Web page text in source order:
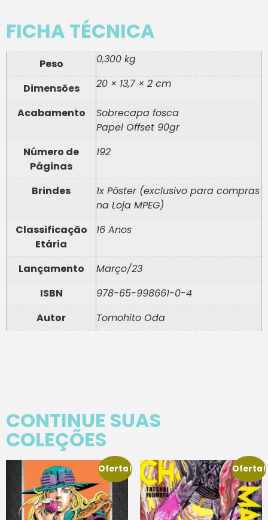
FICHA TÉCNICA
Peso 0,300 kg
Dimensões 20 × 13,7 × 2 cm
Acabamento
Sobrecapa fosca
Papel Offset 90gr
Número de
Páginas
192
Brindes
1x Pôster (exclusivo para compras
na Loja MPEG)
Classificação
Etária
16 Anos
Lançamento
Março/23
ISBN
978-65-998661-0-4
Autor
Tomohito Oda
CONTINUE SUAS
COLEÇÕES
Oferta! Oferta!